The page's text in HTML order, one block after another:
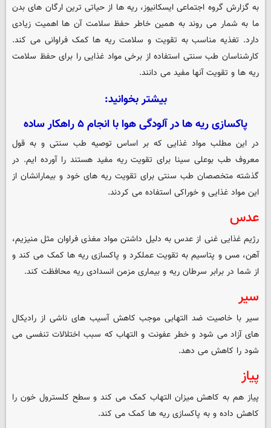
به گزارش گروه اجتماعی ایسکانیوز، ریه ها از حیاتی ترین ارگان های بدن
ما به شمار می روند به همین خاطر حفظ سلامت آن ها اهمیت زیادی
دارد. تغذیه مناسب به تقویت و سلامت ریه ها کمک فراوانی می کند.
کارشناسان طب سنتی استفاده از برخی مواد غذایی را برای حفظ سلامت
ریه ها و تقویت آنها مفید می دانند.
بیشتر بخوانید:
پاکسازی ریه‌ ها در آلودگی هوا با انجام ۵ راهکار ساده
در این مطلب مواد غذایی که بر اساس توصیه طب سنتی و به قول
معروف طب بوعلی سینا برای تقویت ریه مفید هستند را آورده ایم. در
گذشته متخصصان طب سنتی برای تقویت ریه های خود و بیمارانشان از
این مواد غذایی و خوراکی استفاده می کردند.
عدس
رژیم غذایی غنی از عدس به دلیل داشتن مواد مغذی فراوان مثل منیزیم،
آهن، مس و پتاسیم به تقویت عملکرد و پاکسازی ریه ها کمک می کند و
از شما در برابر سرطان ریه و بیماری مزمن انسدادی ریه محافظت کند.
سیر
سیر با خاصیت ضد التهابی موجب کاهش آسیب های ناشی از رادیکال
های آزاد می شود و خطر عفونت و التهاب که سبب اختلالات تنفسی می
شود را کاهش می دهد.
پیاز
پیاز هم به کاهش میزان التهاب کمک می کند و سطح کلسترول خون را
کاهش داده و به پاکسازی ریه ها کمک می کند.